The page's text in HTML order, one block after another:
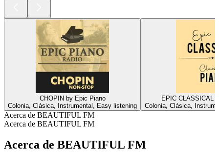
CHOPIN by Epic Piano
Colonia, Clásica, Instrumental, Easy listening
EPIC CLASSICAL
Colonia, Clásica,
Acerca de BEAUTIFUL FM
Acerca de BEAUTIFUL FM
Acerca de BEAUTIFUL FM